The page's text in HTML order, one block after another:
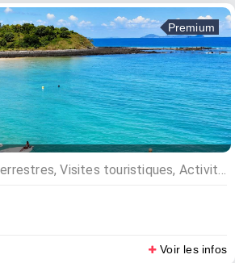
Premium
Services, Activités terrestres, Visites touristiques, Activités nautiques, Excursions, Excursions, Point d'interêt, Agences d’excursions
Voir les infos